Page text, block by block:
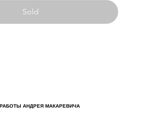
Sold
АНДРЕЯ МАКАРЕВИЧА